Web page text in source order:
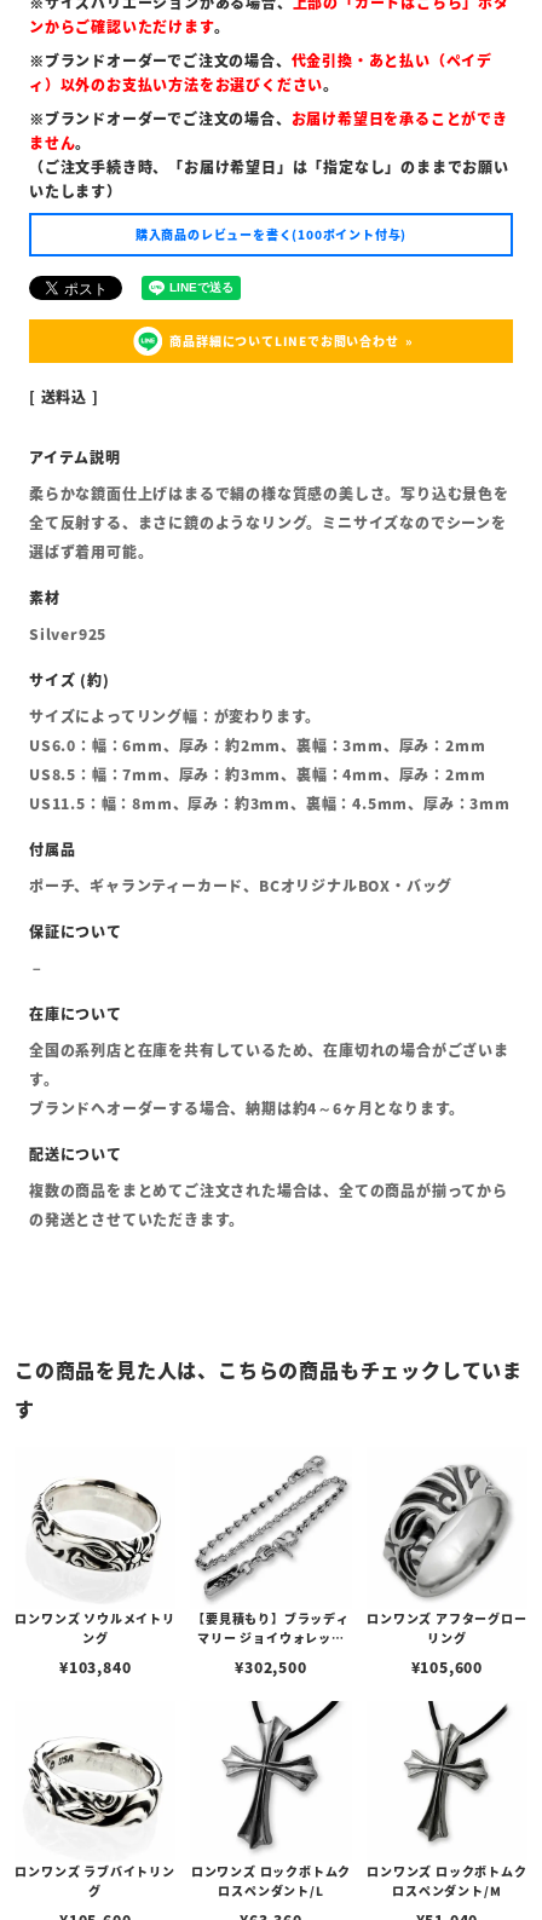
ンからご確認いただけます。
※ブランドオーダーでご注文の場合、 代金引換・あと払い（ペイデ
ィ）以外のお支払い方法をお選びください。
※ブランドオーダーでご注文の場合、 お届け希望日を承ることができ
ません。
（ご注文手続き時、「お届け希望日」は「指定なし」のままでお願い
いたします）
購入商品のレビューを書く(100ポイント付与)
商品詳細についてLINEでお問い合わせ
送料込
柔らかな鏡面仕上げはまるで絹の様な質感の美しさ。写り込む景色を
全て反射する、まさに鏡のようなリング。ミニサイズなのでシーンを
選ばず着用可能。
Silver925
サイズによってリング幅：が変わります。
US6.0：幅：6mm、厚み：約2mm、裏幅：3mm、厚み：2mm
US8.5：幅：7mm、厚み：約3mm、裏幅：4mm、厚み：2mm
US11.5：幅：8mm、厚み：約3mm、裏幅：4.5mm、厚み：3mm
ポーチ、ギャランティーカード、BCオリジナルBOX・バッグ
全国の系列店と在庫を共有しているため、在庫切れの場合がございま
す。
ブランドへオーダーする場合、納期は約4～6ヶ月となります。
複数の商品をまとめてご注文された場合は、全ての商品が揃ってから
の発送とさせていただきます。
この商品を見た人は、こちらの商品もチェックしていま
す
ロンワンズ ソウルメイトリ
ング
¥103,840
【要見積もり】ブラッディ
マリー ジョイウォレット
¥302,500
ロンワンズ アフターグロー
リング
¥105,600
ロンワンズ ラブバイトリン
グ
ロンワンズ ロックボトムク
ロスペンダント/L
ロンワンズ ロックボトムク
ロスペンダント/M